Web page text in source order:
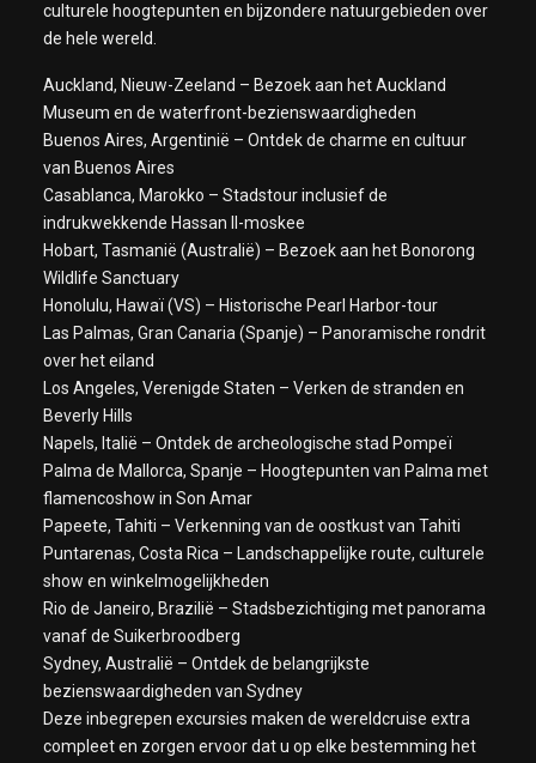
culturele hoogtepunten en bijzondere natuurgebieden over
de hele wereld.
Auckland, Nieuw-Zeeland – Bezoek aan het Auckland
Museum en de waterfront-bezienswaardigheden
Buenos Aires, Argentinië – Ontdek de charme en cultuur
van Buenos Aires
Casablanca, Marokko – Stadstour inclusief de
indrukwekkende Hassan II-moskee
Hobart, Tasmanië (Australië) – Bezoek aan het Bonorong
Wildlife Sanctuary
Honolulu, Hawaï (VS) – Historische Pearl Harbor-tour
Las Palmas, Gran Canaria (Spanje) – Panoramische rondrit
over het eiland
Los Angeles, Verenigde Staten – Verken de stranden en
Beverly Hills
Napels, Italië – Ontdek de archeologische stad Pompeï
Palma de Mallorca, Spanje – Hoogtepunten van Palma met
flamencoshow in Son Amar
Papeete, Tahiti – Verkenning van de oostkust van Tahiti
Puntarenas, Costa Rica – Landschappelijke route, culturele
show en winkelmogelijkheden
Rio de Janeiro, Brazilië – Stadsbezichtiging met panorama
vanaf de Suikerbroodberg
Sydney, Australië – Ontdek de belangrijkste
bezienswaardigheden van Sydney
Deze inbegrepen excursies maken de wereldcruise extra
compleet en zorgen ervoor dat u op elke bestemming het